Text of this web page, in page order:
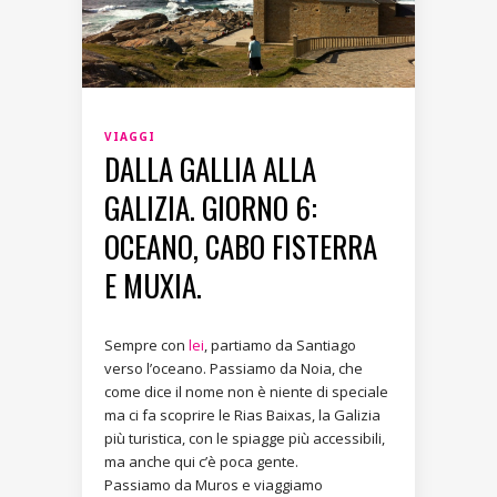
VIAGGI
DALLA GALLIA ALLA
GALIZIA. GIORNO 6:
OCEANO, CABO FISTERRA
E MUXIA.
Sempre con lei, partiamo da Santiago
verso l’oceano. Passiamo da Noia, che
come dice il nome non è niente di speciale
ma ci fa scoprire le Rias Baixas, la Galizia
più turistica, con le spiagge più accessibili,
ma anche qui c’è poca gente.
Passiamo da Muros e viaggiamo